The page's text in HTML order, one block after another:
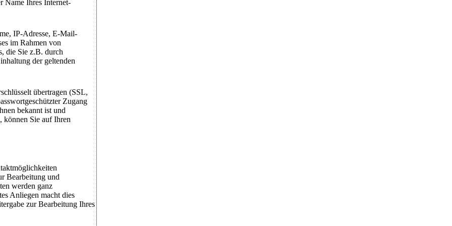
Name Ihres Internet-
IP-Adresse, E-Mail-
im Rahmen von
die Sie z.B. durch
der geltenden
übertragen (SSL,
Zugang
bekannt ist und
können Sie auf Ihren
Bearbeitung und
werden ganz
Anliegen macht dies
zur Bearbeitung Ihres